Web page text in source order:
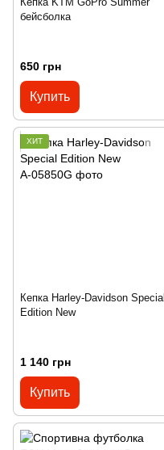
бейсболка
650 грн
Купить
ХИТ
Кепка Harley-Davidson Special
Edition New
1 140 грн
Купить